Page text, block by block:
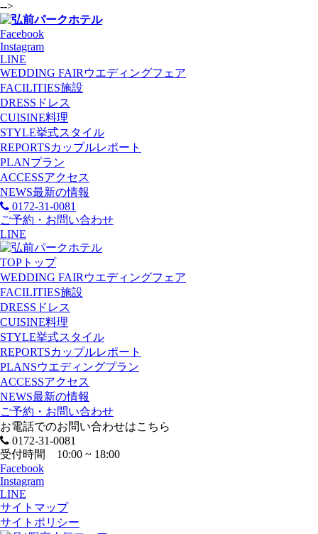
-->
Facebook
Instagram
LINE
WEDDING FAIR ウエディングフェア
FACILITIES施設
DRESS ドレス
CUISINE料理
STYLE挙式スタイル
REPORTSカップルレポート
PLANプラン
ACCESSアクセス
NEWS最新の情報
0172-31-0081
ご予約・お問い合わせ
LINE
TOP トップ
WEDDING FAIR ウエディングフェア
FACILITIES施設
DRESS ドレス
CUISINE料理
STYLE挙式スタイル
REPORTSカップルレポート
PLANSウエディングプラン
ACCESSアクセス
NEWS最新の情報
ご予約・お問い合わせ
お電話でのお問い合わせはこちら
0172-31-0081
受付時間 10:00 ~ 18:00
Facebook
Instagram
LINE
サイトマップ
サイトポリシー